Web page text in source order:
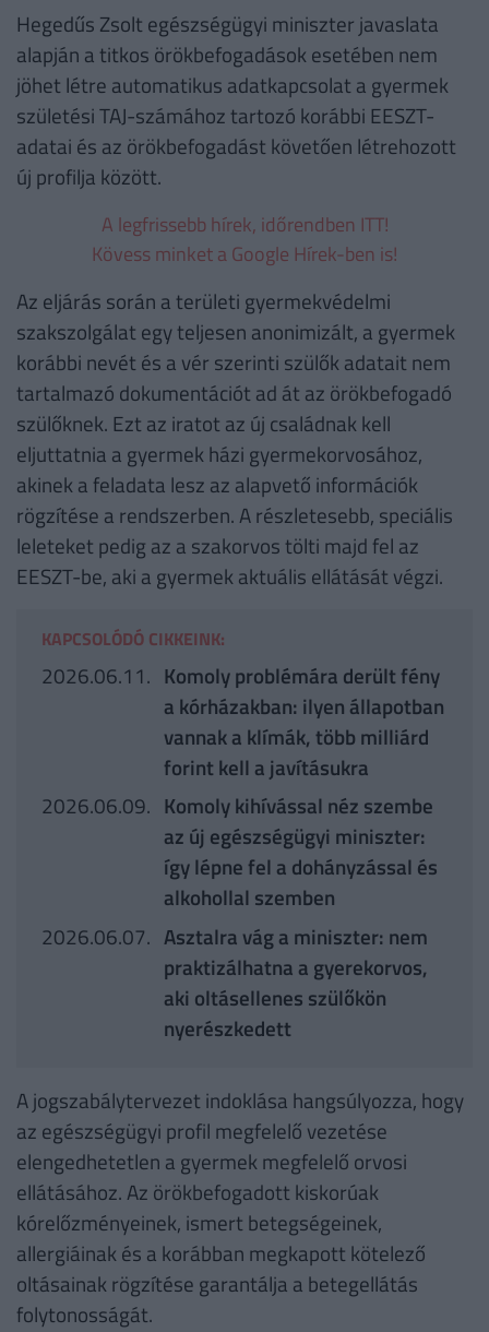
Hegedűs Zsolt egészségügyi miniszter javaslata
alapján a titkos örökbefogadások esetében nem
jöhet létre automatikus adatkapcsolat a gyermek
születési TAJ-számához tartozó korábbi EESZT-
adatai és az örökbefogadást követően létrehozott
új profilja között.
A legfrissebb hírek, időrendben ITT!
Kövess minket a Google Hírek-ben is!
Az eljárás során a területi gyermekvédelmi
szakszolgálat egy teljesen anonimizált, a gyermek
korábbi nevét és a vér szerinti szülők adatait nem
tartalmazó dokumentációt ad át az örökbefogadó
szülőknek. Ezt az iratot az új családnak kell
eljuttatnia a gyermek házi gyermekorvosához,
akinek a feladata lesz az alapvető információk
rögzítése a rendszerben. A részletesebb, speciális
leleteket pedig az a szakorvos tölti majd fel az
EESZT-be, aki a gyermek aktuális ellátását végzi.
KAPCSOLÓDÓ CIKKEINK:
2026.06.11. Komoly problémára derült fény
a kórházakban: ilyen állapotban
vannak a klímák, több milliárd
forint kell a javításukra
2026.06.09. Komoly kihívással néz szembe
az új egészségügyi miniszter:
így lépne fel a dohányzással és
alkohollal szemben
2026.06.07. Asztalra vág a miniszter: nem
praktizálhatna a gyerekorvos,
aki oltásellenes szülőkön
nyerészkedett
A jogszabálytervezet indoklása hangsúlyozza, hogy
az egészségügyi profil megfelelő vezetése
elengedhetetlen a gyermek megfelelő orvosi
ellátásához. Az örökbefogadott kiskorúak
kórelőzményeinek, ismert betegségeinek,
allergiáinak és a korábban megkapott kötelező
oltásainak rögzítése garantálja a betegellátás
folytonosságát.